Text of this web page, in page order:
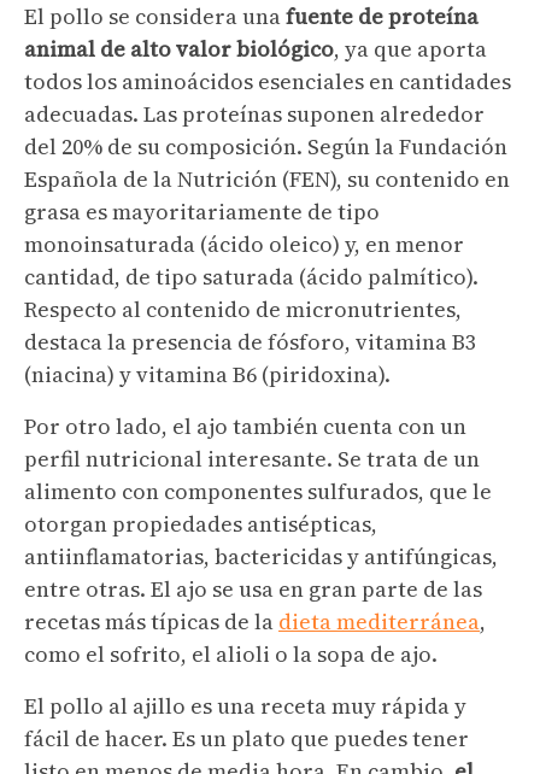
El pollo se considera unafuente de proteína
animal de alto valor biológico, ya que aporta
todos los aminoácidos esenciales en cantidades
adecuadas. Las proteínas suponen alrededor
del 20% de su composición. Según la Fundación
Española de la Nutrición (FEN), su contenido en
grasa es mayoritariamente de tipo
monoinsaturada (ácido oleico) y, en menor
cantidad, de tipo saturada (ácido palmítico).
Respecto al contenido de micronutrientes,
destaca la presencia de fósforo, vitamina B3
(niacina) y vitamina B6 (piridoxina).
Por otro lado, el ajo también cuenta con un
perfil nutricional interesante. Se trata de un
alimento con componentes sulfurados, que le
otorgan propiedades antisépticas,
antiinflamatorias, bactericidas y antifúngicas,
entre otras. El ajo se usa en gran parte de las
recetas más típicas de la dieta mediterránea,
como el sofrito, el alioli o la sopa de ajo.
El pollo al ajillo es una receta muy rápida y
fácil de hacer. Es un plato que puedes tener